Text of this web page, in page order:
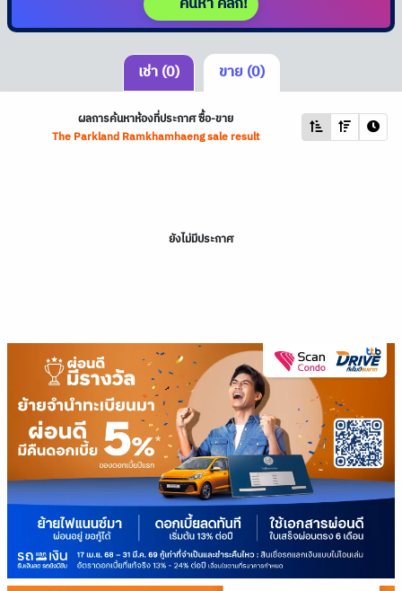
เช่า (0) ขาย (0)
ผลการค้นหาห้องที่ประกาศ ซื้อ-ขาย
The Parkland Ramkhamhaeng sale result
ยังไม่มีประกาศ